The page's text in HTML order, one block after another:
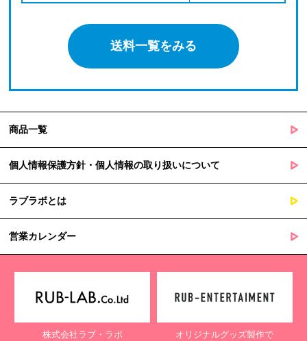
送料一覧をみる
商品一覧
個人情報保護方針・個人情報の取り扱いについて
ラブラボとは
営業カレンダー
株式会社ラブ・ラボ
オリジナルグッズ製作で